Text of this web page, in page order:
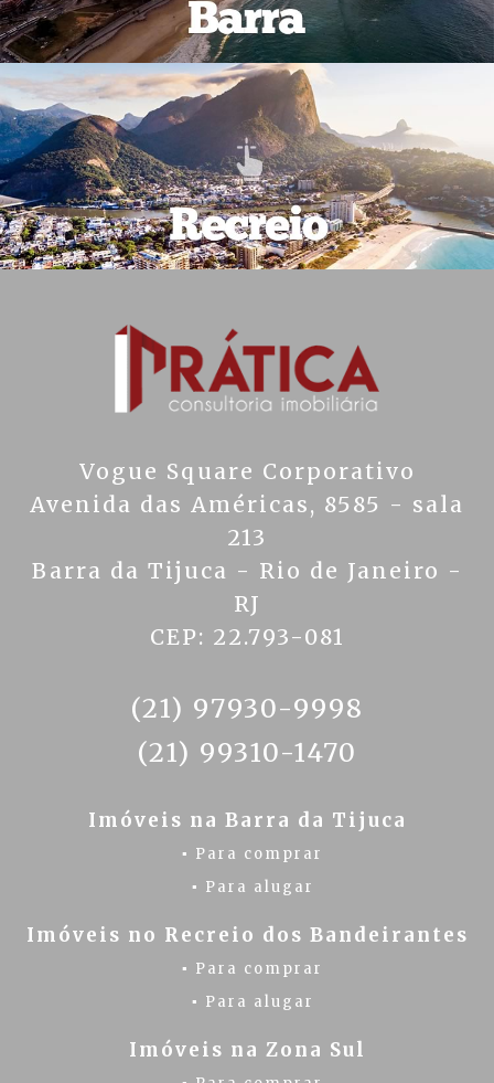
Vogue Square Corporativo
Avenida das Américas, 8585 - sala
213
Barra da Tijuca - Rio de Janeiro -
RJ
CEP: 22.793-081
(21) 97930-9998
(21) 99310-1470
Imóveis na Barra da Tijuca
▪ Para comprar
▪ Para alugar
Imóveis no Recreio dos Bandeirantes
▪ Para comprar
▪ Para alugar
Imóveis na Zona Sul